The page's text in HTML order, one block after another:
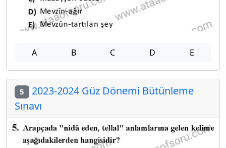
A B C D E
5 2023-2024 Güz Dönemi Bütünleme
Sınavı